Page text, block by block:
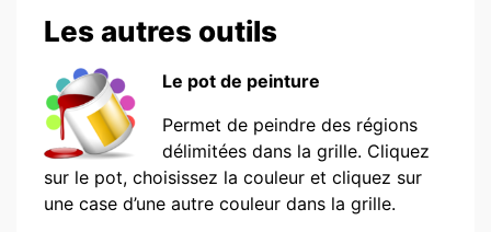
Les autres outils
Le pot de peinture
Permet de peindre des régions
délimitées dans la grille. Cliquez
sur le pot, choisissez la couleur et cliquez sur
une case d’une autre couleur dans la grille.